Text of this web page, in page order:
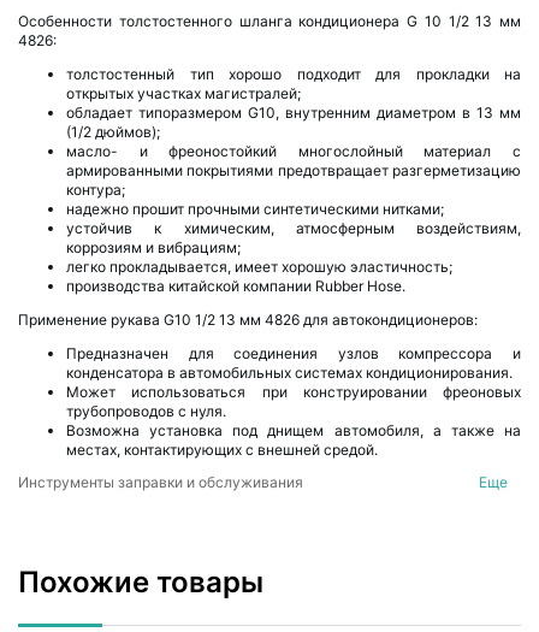
Особенности толстостенного шланга кондиционера G 10 1/2 13 мм
4826:
толстостенный тип хорошо подходит для прокладки на
открытых участках магистралей;
обладает типоразмером G10, внутренним диаметром в 13 мм
(1/2 дюймов);
масло- и фреоностойкий многослойный материал с
армированными покрытиями предотвращает разгерметизацию
контура;
надежно прошит прочными синтетическими нитками;
устойчив к химическим, атмосферным воздействиям,
коррозиям и вибрациям;
легко прокладывается, имеет хорошую эластичность;
производства китайской компании Rubber Hose.
Применение рукава G10 1/2 13 мм 4826 для автокондиционеров:
Предназначен для соединения узлов компрессора и
конденсатора в автомобильных системах кондиционирования.
Может использоваться при конструировании фреоновых
трубопроводов с нуля.
Возможна установка под днищем автомобиля, а также на
местах, контактирующих с внешней средой.
Инструменты заправки и обслуживания
Еще
Похожие товары